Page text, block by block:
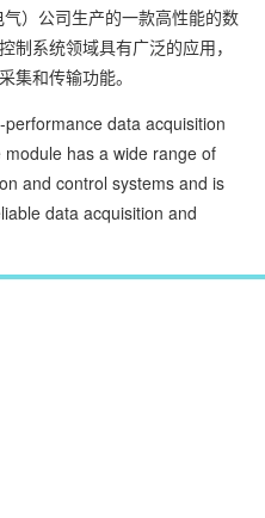
）公司生产的一款高性能的数
制系统领域具有广泛的应用，
集和传输功能。
data acquisition
has a wide range of
and control systems and is
data acquisition and